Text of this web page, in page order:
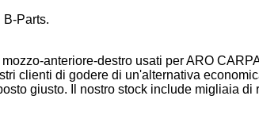
B-Parts.
anteriore-destro usati per ARO
clienti di godere di un'alternativa
giusto. Il nostro stock include migliaia